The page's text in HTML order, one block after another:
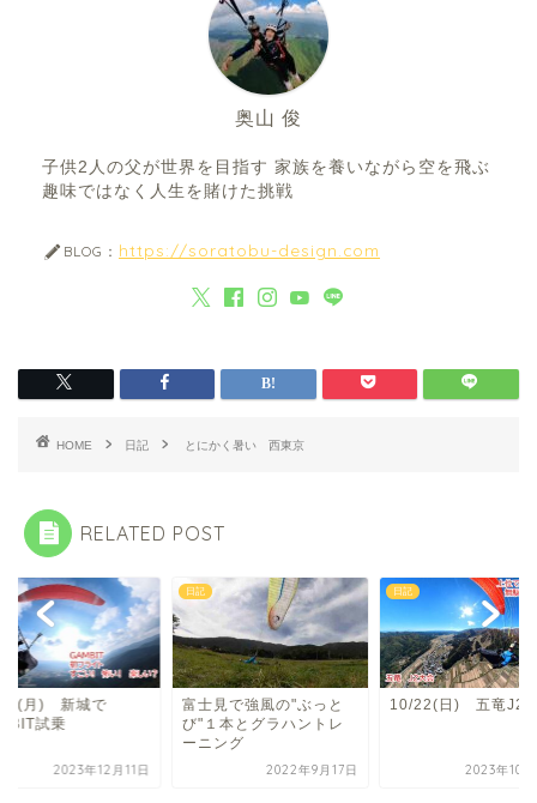
奥山 俊
子供2人の父が世界を目指す 家族を養いながら空を飛ぶ
趣味ではなく人生を賭けた挑戦
BLOG： https://soratobu-design.com
HOME 日記 とにかく暑い 西東京
RELATED POST
月) 新城で
試乗
2023年12月11日
日記
富士見で強風の"ぶっと
び"１本とグラハントレ
ーニング
2022年9月17日
日記
10/22(日) 五竜J2
2023年10